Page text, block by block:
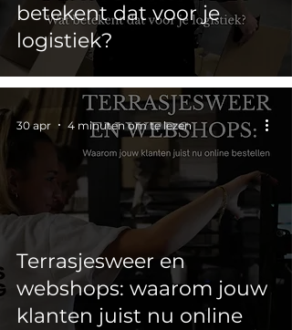
betekent dat voor je
logistiek?
Terrasjesweer en
webshops: waarom jouw
klanten juist nu online
30 apr 4 minuten om te lezen